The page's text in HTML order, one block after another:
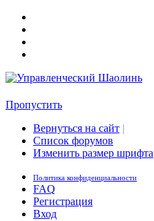
Пропустить
Вернуться на сайт |
Список форумов
Изменить размер шрифта
Политика конфиденциальности
FAQ
Регистрация
Вход